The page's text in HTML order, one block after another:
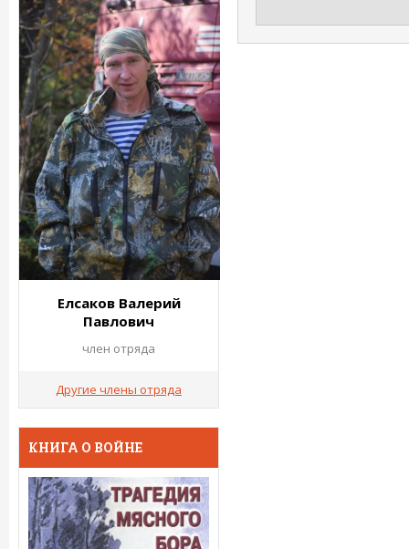
Елсаков Валерий
Павлович
член отряда
Другие члены отряда
КНИГА О ВОЙНЕ